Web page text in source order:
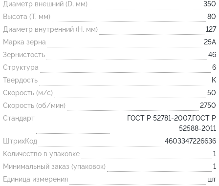
Огнеупорные
изделия
Скачать каталог
Тигель
Муфель
Черпак
Шербер
Трубка
Стержень
Пробка
Подставка
Диаметр внешний (D, мм)
350
Высота (T, мм)
80
Диаметр внутренний (H, мм)
127
Марка зерна
25А
Зернистость
46
Структура
6
Твердость
K
Скорость (м/с)
50
Скорость (об/мин)
2750
Стандарт
ГОСТ Р 52781-2007,ГОСТ Р
52588-2011
ШтрихКод
4603347226636
Количество в упаковке
1
Минимальный заказ (упаковок)
1
Единица измерения
шт